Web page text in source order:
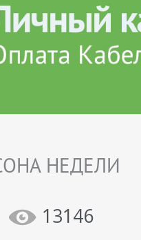
НЕДЕЛИ
13146